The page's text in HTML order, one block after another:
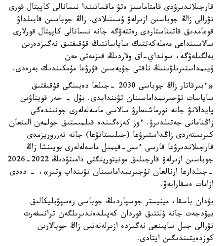
قارجىلاندىرۋدى قامتاماسىز ەتۋ ماقساتىندا نىسانالى كاپيتال قورى
تۋرالى زاڭ جوباسىن ازىرلەۋ ۇسىنىلادى. زاڭ جوباسىن قابىلداۋ
قوعامدىق قاتىناستاردى رەتتەۋگە جانە نىسانالى كاپيتال قورلارى
سالاسىنداعى مەملەكەتتىك ساياساتتىڭ قۇقىقتىق نەگىزدەرىن
بەلگىلەۋگە، سونداي-اق ولاردىڭ قىزمەتى مەن
ۇيىمداستىرىلۋىنىڭ ناقتى جۇيەسىن قۇرۋعا مۇمكىندىك بەرەدى.
«ءبىرقاتار زاڭ جوباسى 2030 -جىلعا دەيىنگى قۇقىقتىق
ساياسات تۇجىرىمداماسىنان تۋىندايدى. بۇل - جەر قويناۋىن
پايدالانۋ جانە نورماشىعارۋ سالاسى ماسەلەلەرى جونىندەگى
زاڭنامانى جەتىلدىرۋ. ءوز كەزەگىندە قىلمىستىق جولمەن الىنعان
كىرىستەردى زاڭداستىرۋعا (جىلىستاتۋعا) جانە تەرروريزمدى
قارجىلاندىرۋعا قارسى ءىس-قيمىل ماسەلەلەرى بويىنشا زاڭ
جوباسىن ازىرلەۋ قارجىلىق مونيتورينگتى دامىتۋدىڭ 2022-2026
-جىلدارعا ارنالعان تۇجىرىمداماسىنان تۋىنداپ وتىر»، - دەدى
ازامات ەسقارايەۆ.
بۇدان باسقا، مينيستر جوسپاردىڭ جوباسى رەسپۋبليكالىق
بيۋدجەت جانە ۇلتتىق قوردان كەپىلدەندىرىلگەن ترانسفەرت
تۋرالى جىل سايىنعى نەگىزدە ازىرلەنەتىن زاڭ جوبالارىن
كوزدەيتىندىگىن ايتادى.